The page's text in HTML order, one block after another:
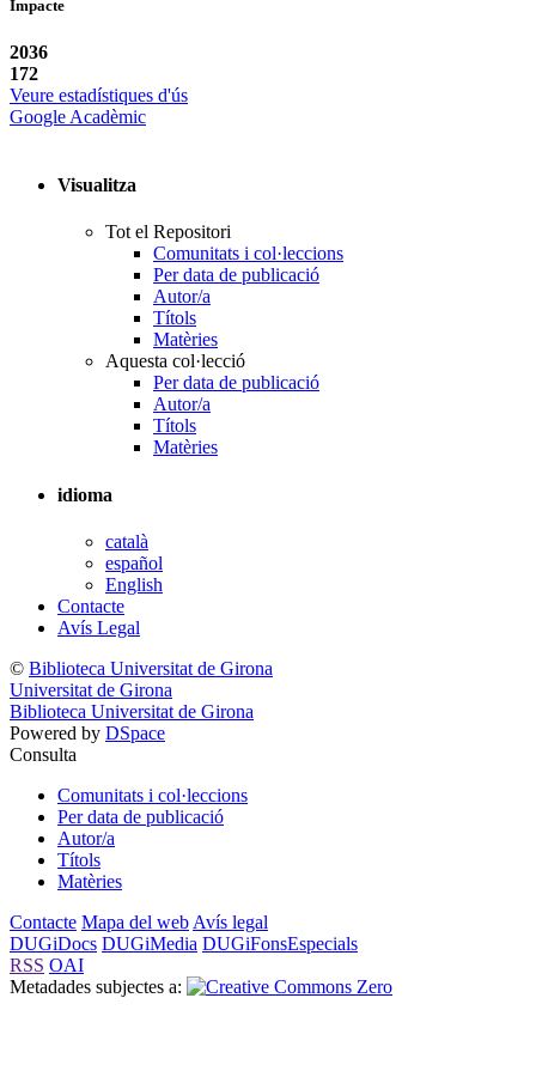
Impacte
2036
172
Veure estadístiques d'ús
Google Acadèmic
Visualitza
Tot el Repositori
Comunitats i col·leccions
Per data de publicació
Autor/a
Títols
Matèries
Aquesta col·lecció
Per data de publicació
Autor/a
Títols
Matèries
idioma
català
español
English
Contacte
Avís Legal
© Biblioteca Universitat de Girona
Universitat de Girona
Biblioteca Universitat de Girona
Powered by DSpace
Consulta
Comunitats i col·leccions
Per data de publicació
Autor/a
Títols
Matèries
Contacte Mapa del web Avís legal
DUGiDocs DUGiMedia DUGiFonsEspecials
RSS OAI
Metadades subjectes a: